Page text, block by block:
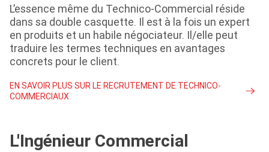
L’essence même du Technico-Commercial réside
dans sa double casquette. Il est à la fois un expert
en produits et un habile négociateur. Il/elle peut
traduire les termes techniques en avantages
concrets pour le client.
EN SAVOIR PLUS SUR LE RECRUTEMENT DE TECHNICO-
COMMERCIAUX
L'Ingénieur Commercial